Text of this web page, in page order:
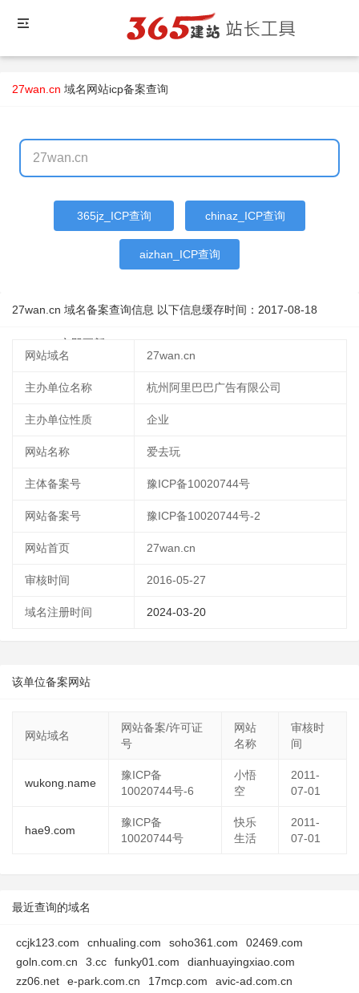
27wan.cn 域名网站icp备案查询
365jz_ICP查询 chinaz_ICP查询
aizhan_ICP查询
27wan.cn 域名备案查询信息 以下信息缓存时间： 2017-08-18
立即更新
网站域名
27wan.cn
主办单位名称 杭州阿里巴巴广告有限公司
主办单位性质 企业
网站名称 爱去玩
主体备案号 豫ICP备10020744号
网站备案号 豫ICP备10020744号-2
网站首页 27wan.cn
审核时间 2016-05-27
域名注册时间 2024-03-20
该单位备案网站
网站域名
网站备案/许可证
号
网站
名称
审核时
间
wukong.name
豫ICP备
10020744号-6
小悟
空
2011-
07-01
hae9.com
豫ICP备
10020744号
快乐
生活
2011-
07-01
最近查询的域名
ccjk123.com cnhualing.com soho361.com
02469.com
goln.com.cn
3.cc funky01.com
dianhuayingxiao.com
zz06.net
e-park.com.cn 17mcp.com
avic-ad.com.cn